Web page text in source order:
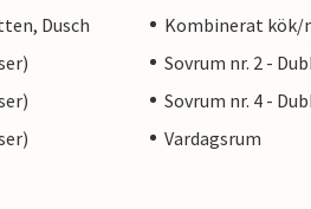
Dusch
Kombinerat kök/
Sovrum nr. 2 -
Sovrum nr. 4 -
Vardagsrum